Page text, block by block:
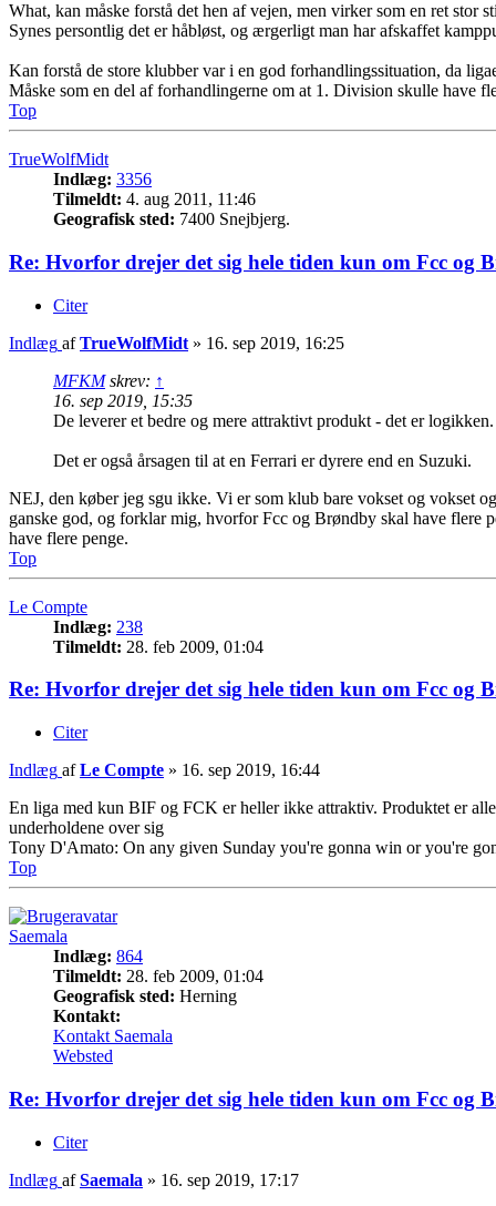
What, kan måske forstå det hen af vejen, men virker som en ret stor
Synes persontlig det er håbløst, og ærgerligt man har afskaffet
Kan forstå de store klubber var i en god forhandlingssituation, da
Måske som en del af forhandlingerne om at 1. Division skulle have
Top
TrueWolfMidt
Indlæg: 3356
Tilmeldt: 4. aug 2011, 11:46
Geografisk sted: 7400 Snejbjerg.
Re: Hvorfor drejer det sig hele tiden kun om Fcc og
Citer
Indlæg afTrueWolfMidt » 16. sep 2019, 16:25
MFKMskrev: ↑
16. sep 2019, 15:35
De leverer et bedre og mere attraktivt produkt - det er logikken.
Det er også årsagen til at en Ferrari er dyrere end en Suzuki.
NEJ, den køber jeg sgu ikke. Vi er som klub bare vokset og vokset
ganske god, og forklar mig, hvorfor Fcc og Brøndby skal have flere
have flere penge.
Top
Le Compte
Indlæg: 238
Tilmeldt: 28. feb 2009, 01:04
Re: Hvorfor drejer det sig hele tiden kun om Fcc og
Citer
Indlæg afLe Compte » 16. sep 2019, 16:44
En liga med kun BIF og FCK er heller ikke attraktiv. Produktet er
underholdene over sig
Tony D'Amato: On any given Sunday you're gonna win or you're
Top
Saemala
Indlæg: 864
Tilmeldt: 28. feb 2009, 01:04
Geografisk sted: Herning
Kontakt:
Kontakt Saemala
Websted
Re: Hvorfor drejer det sig hele tiden kun om Fcc og
Citer
Indlæg afSaemala » 16. sep 2019, 17:17